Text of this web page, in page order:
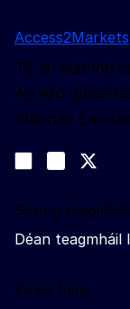
Access2Markets
Tá an suíomh
An Ard-
Slándáil
Join us on
Trade-Off
Sonraí
Déan teagmháil
Eolas fúinn